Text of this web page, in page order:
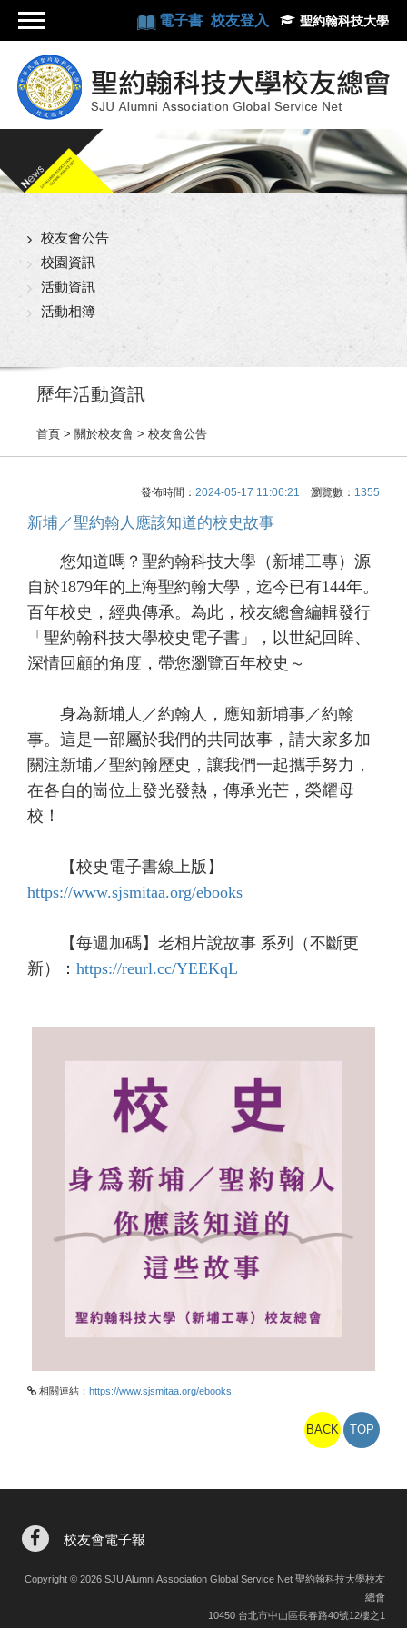
電子書 校友登入 聖約翰科技大學
校友會公告
校園資訊
活動資訊
活動相簿
歷年活動資訊
首頁 > 關於校友會 > 校友會公告
發佈時間： 2024-05-17 11:06:21 瀏覽數： 1355
新埔／聖約翰人應該知道的校史故事
您知道嗎？聖約翰科技大學（新埔工專）源
自於1879年的上海聖約翰大學，迄今已有144年。
百年校史，經典傳承。為此，校友總會編輯發行
「聖約翰科技大學校史電子書」，以世紀回眸、
深情回顧的角度，帶您瀏覽百年校史～
身為新埔人／約翰人，應知新埔事／約翰
事。這是一部屬於我們的共同故事，請大家多加
關注新埔／聖約翰歷史，讓我們一起攜手努力，
在各自的崗位上發光發熱，傳承光芒，榮耀母
校！
【校史電子書線上版】
https://www.sjsmitaa.org/ebooks
【每週加碼】 老相片說故事 系列（不斷更
新）： https://reurl.cc/YEEKqL
相關連結： https://www.sjsmitaa.org/ebooks
BACK TOP
校友會電子報
Copyright © 2026 SJU Alumni Association Global Service Net 聖約翰科技大學校友
總會
10450 台北市中山區長春路40號12樓之1